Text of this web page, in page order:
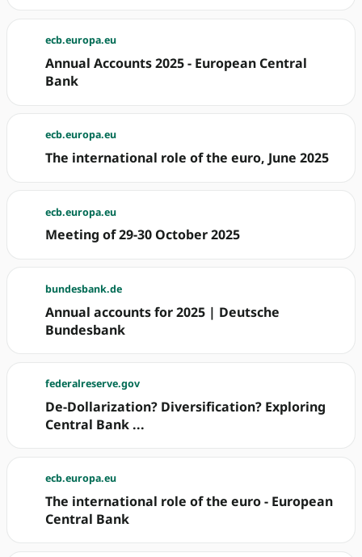
ecb.europa.eu
Annual Accounts 2025 - European Central
Bank
ecb.europa.eu
The international role of the euro, June 2025
ecb.europa.eu
Meeting of 29-30 October 2025
bundesbank.de
Annual accounts for 2025 | Deutsche
Bundesbank
federalreserve.gov
De-Dollarization? Diversification? Exploring
Central Bank ...
ecb.europa.eu
The international role of the euro - European
Central Bank